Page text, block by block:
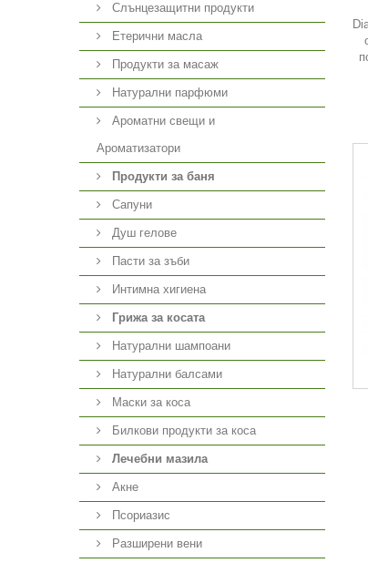
Слънцезащитни продукти
Етерични масла
Продукти за масаж
Натурални парфюми
Ароматни свещи и
Ароматизатори
Продукти за баня
Сапуни
Душ гелове
Пасти за зъби
Интимна хигиена
Грижа за косата
Натурални шампоани
Натурални балсами
Маски за коса
Билкови продукти за коса
Лечебни мазила
Акне
Псориазис
Разширени вени